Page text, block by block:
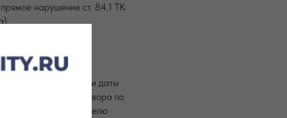
нарушение ст. 84.1 ТК
.
в заявлении даты
Расторжение договора по
суд. Работодателю